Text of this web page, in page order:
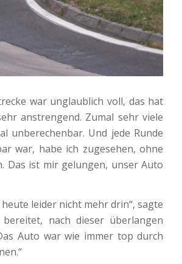
war unglaublich voll, das hat
anstrengend. Zumal sehr viele
unberechenbar. Und jede Runde
war, habe ich zugesehen, ohne
Das ist mir gelungen, unser Auto
leider nicht mehr drin“, sagte
nach dieser überlangen
Auto war wie immer top durch